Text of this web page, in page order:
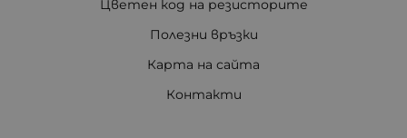
Цветен код на резисторите
Полезни връзки
Карта на сайта
Контакти